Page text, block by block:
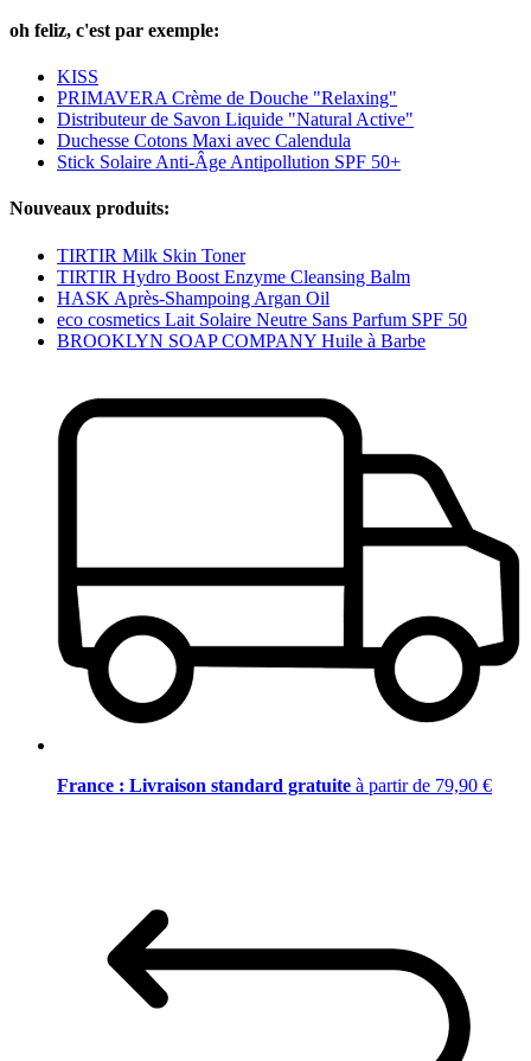
oh feliz, c'est par exemple:
KISS
PRIMAVERA Crème de Douche "Relaxing"
Distributeur de Savon Liquide "Natural Active"
Duchesse Cotons Maxi avec Calendula
Stick Solaire Anti-Âge Antipollution SPF 50+
Nouveaux produits:
TIRTIR Milk Skin Toner
TIRTIR Hydro Boost Enzyme Cleansing Balm
HASK Après-Shampoing Argan Oil
eco cosmetics Lait Solaire Neutre Sans Parfum SPF 50
BROOKLYN SOAP COMPANY Huile à Barbe
France : Livraison standard gratuite à partir de 79,90 €